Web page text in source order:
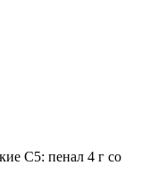
C5: пенал 4 г со